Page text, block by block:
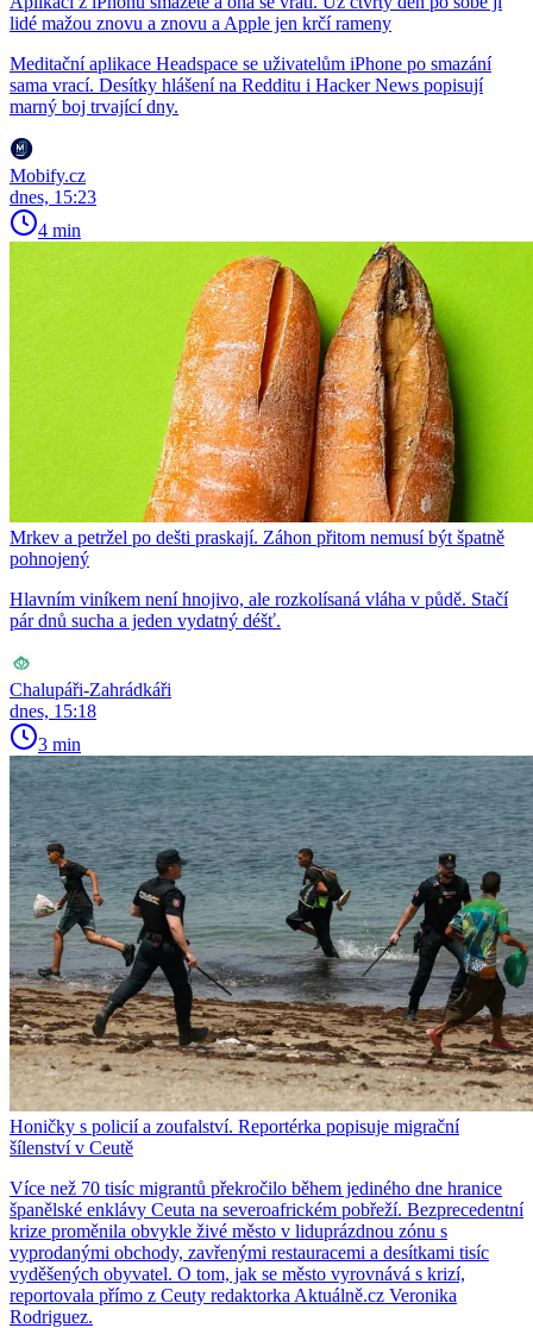
lidé mažou znovu a znovu a Apple jen krčí rameny
Meditační aplikace Headspace se uživatelům iPhone po smazání
sama vrací. Desítky hlášení na Redditu i Hacker News popisují
marný boj trvající dny.
Mobify.cz
dnes, 15:23
4 min
Mrkev a petržel po dešti praskají. Záhon přitom nemusí být špatně
pohnojený
Hlavním viníkem není hnojivo, ale rozkolísaná vláha v půdě. Stačí
pár dnů sucha a jeden vydatný déšť.
Chalupáři-Zahrádkáři
dnes, 15:18
3 min
Honičky s policií a zoufalství. Reportérka popisuje migrační
šílenství v Ceutě
Více než 70 tisíc migrantů překročilo během jediného dne hranice
španělské enklávy Ceuta na severoafrickém pobřeží. Bezprecedentní
krize proměnila obvykle živé město v liduprázdnou zónu s
vyprodanými obchody, zavřenými restauracemi a desítkami tisíc
vyděšených obyvatel. O tom, jak se město vyrovnává s krizí,
reportovala přímo z Ceuty redaktorka Aktuálně.cz Veronika
Rodriguez.